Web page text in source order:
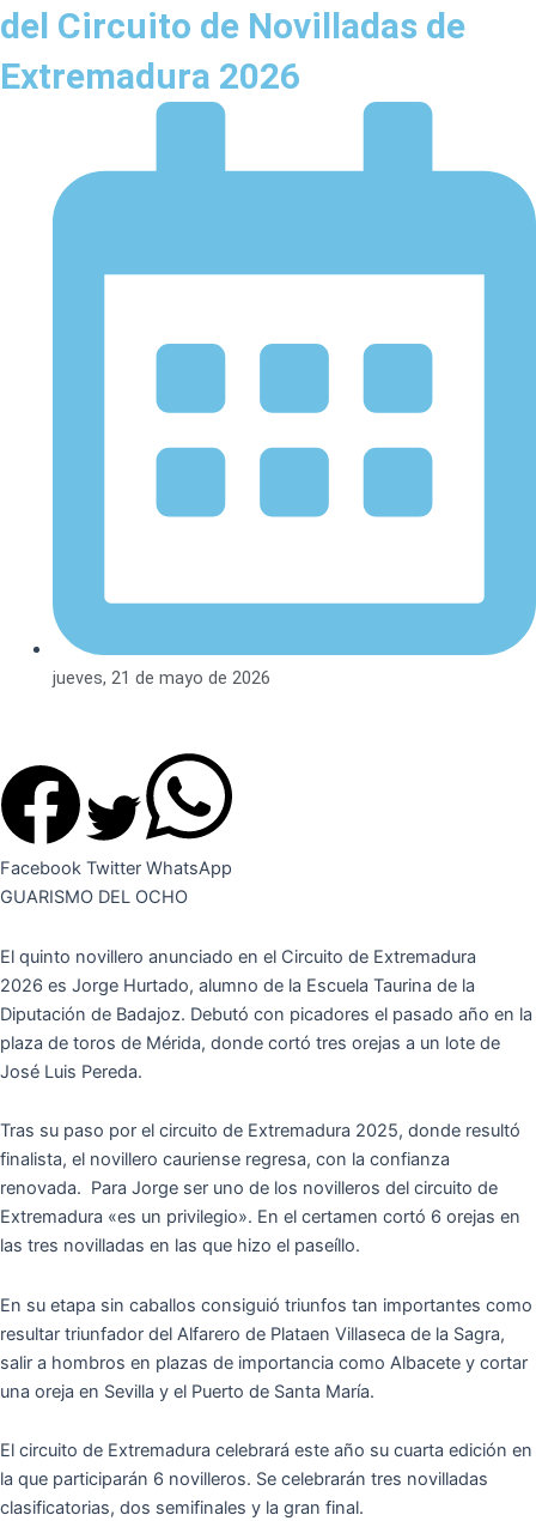
del Circuito de Novilladas de
Extremadura 2026
jueves, 21 de mayo de 2026
Facebook Twitter WhatsApp
GUARISMO DEL OCHO
El quinto novillero anunciado en el Circuito de Extremadura
2026 es Jorge Hurtado, alumno de la Escuela Taurina de la
Diputación de Badajoz. Debutó con picadores el pasado año en la
plaza de toros de Mérida, donde cortó tres orejas a un lote de
José Luis Pereda.
Tras su paso por el circuito de Extremadura 2025, donde resultó
finalista, el novillero cauriense regresa, con la confianza
renovada. Para Jorge ser uno de los novilleros del circuito de
Extremadura «es un privilegio». En el certamen cortó 6 orejas en
las tres novilladas en las que hizo el paseíllo.
En su etapa sin caballos consiguió triunfos tan importantes como
resultar triunfador del Alfarero de Plataen Villaseca de la Sagra,
salir a hombros en plazas de importancia como Albacete y cortar
una oreja en Sevilla y el Puerto de Santa María.
El circuito de Extremadura celebrará este año su cuarta edición en
la que participarán 6 novilleros. Se celebrarán tres novilladas
clasificatorias, dos semifinales y la gran final.